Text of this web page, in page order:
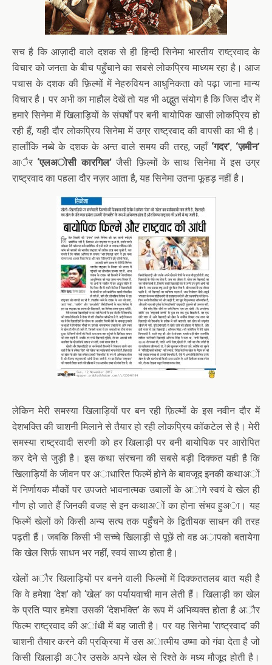
सच है कि आज़ादी वाले दशक से ही हिन्दी सिनेमा भारतीय राष्ट्रवाद के
विचार को जनता के बीच पहुँचाने का सबसे लोकप्रिय माध्यम रहा है। आज
पचास के दशक की फ़िल्मों में नेहरुवियन आधुनिकता को पढ़ा जाना मान्य
विचार है। पर अभी का माहौल देखें तो यह भी अद्भुत संयोग है कि जिस दौर में
हमारे सिनेमा में खिलाड़ियों के संघर्षों पर बनी बायोपिक खासी लोकप्रिय हो
रही हैं, यही दौर लोकप्रिय सिनेमा में उग्र राष्ट्रवाद की वापसी का भी है।
हालाँकि नब्बे के दशक के अन्त वाले समय की तरह, जहाँ‘गदर’, ‘ज़मीन’
आैर ‘एलअोसी कारगिल’जैसी फ़िल्मों के साथ सिनेमा में इस उग्र
राष्ट्रवाद का पहला दौर नज़र आता है, यह सिनेमा उतना फूहड़ नहीं है।
लेकिन मेरी समस्या खिलाड़ियों पर बन रही फ़िल्मों के इस नवीन दौर में
देशभक्ति की चाशनी मिलाने से तैयार हो रही लोकप्रिय कॉकटेल से है। मेरी
समस्या राष्ट्रवादी सरणी को हर खिलाड़ी पर बनी बायोपिक पर आरोपित
कर देने से जुड़ी है। इस कथा संरचना की सबसे बड़ी दिक्कत यही है कि
खिलाड़ियों के जीवन पर अाधारित फिल्में होने के बावजूद इनकी कथाअों
में निर्णायक मौकों पर उपजते भावनात्मक उबालों के अागे स्वयं वे खेल ही
गौण हो जाते हैं जिनकी वजह से इन कथाअों का होना संभव हुअा। यह
फिल्में खेलों को किसी अन्य सत्य तक पहुँचने के द्वितीयक साधन की तरह
पढ़ती हैं। जबकि किसी भी सच्चे खिलाड़ी से पूछें तो वह अापको बतायेगा
कि खेल सिर्फ़ साधन भर नहीं, स्वयं साध्य होता है।
खेलों अौर खिलाड़ियों पर बनने वाली फिल्मों में दिक्कततलब बात यही है
कि वे हमेशा ‘देश’ को ‘खेल’ का पर्यायवाची मान लेती हैं। खिलाड़ी का खेल
के प्रति प्यार हमेशा उसकी ‘देशभक्ति’ के रूप में अभिव्यक्त होता है अौर
फिल्म राष्ट्रवाद की अांधी में बह जाती है। पर यह सिनेमा ‘राष्ट्रवाद’ की
चाशनी तैयार करने की प्रक्रिया में उस अात्मीय उष्मा को गंवा देता है जो
किसी खिलाड़ी अौर उसके अपने खेल से रिश्ते के मध्य मौजूद होती है।